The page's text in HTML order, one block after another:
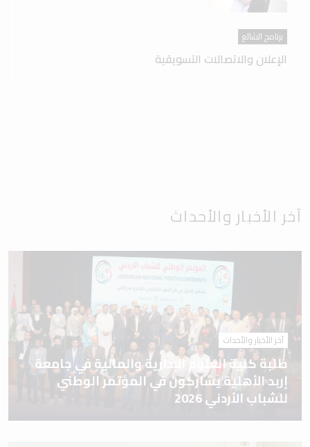
برنامج الشائع
الإعلان والاتصالات التسويقية
آخر الأخبار والأحداث
آخر الأخبار والأحداث
طلبة كلية العلوم الإدارية والمالية في جامعة
إربد الأهلية يشاركون في المؤتمر الوطني
للشباب الأردني 2026